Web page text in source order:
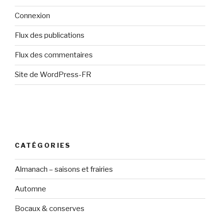
Connexion
Flux des publications
Flux des commentaires
Site de WordPress-FR
CATÉGORIES
Almanach – saisons et frairies
Automne
Bocaux & conserves